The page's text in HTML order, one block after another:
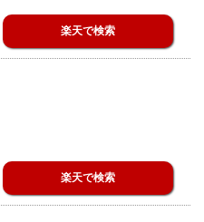
楽天で検索
楽天で検索